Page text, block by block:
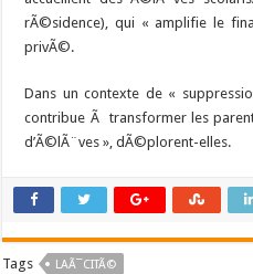
rÃ©sidence), qui « amplifie le
privÃ©.
Dans un contexte de «
contribue Ã transformer les
d’Ã©lÃ¨ves », dÃ©plorent-elles.
Tags LAÃ¯CITÃ©